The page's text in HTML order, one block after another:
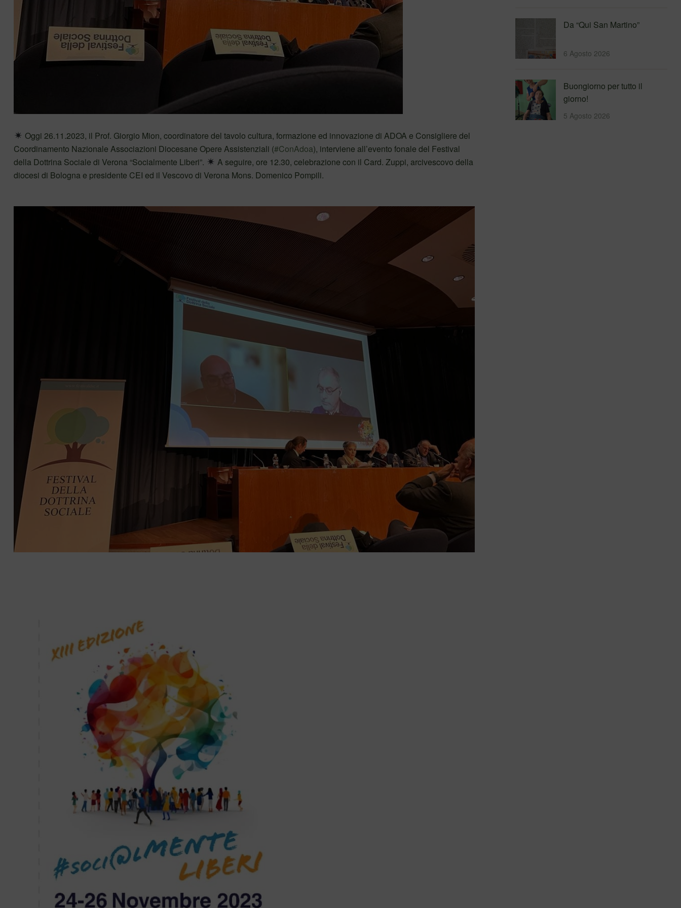
Oggi 26.11.2023, il Prof. Giorgio Mion, coordinatore del tavolo cultura, formazione ed innovazione di ADOA e Consigliere del
Coordinamento Nazionale Associazioni Diocesane Opere Assistenziali (#ConAdoa), interviene all’evento fonale del Festival
della Dottrina Sociale di Verona “Socialmente Liberi”.
A seguire, ore 12.30, celebrazione con il Card. Zuppi, arcivescovo della
diocesi di Bologna e presidente CEI ed il Vescovo di Verona Mons. Domenico Pompili.
Da “Qui San Martino”
6 Agosto 2026
Buongiorno per tutto il
giorno!
5 Agosto 2026